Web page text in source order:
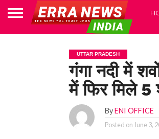
UTTAR PRADESH
गंगा नदी में
में फिर मिले 5
ByENI OFFICE
Posted on June 3,